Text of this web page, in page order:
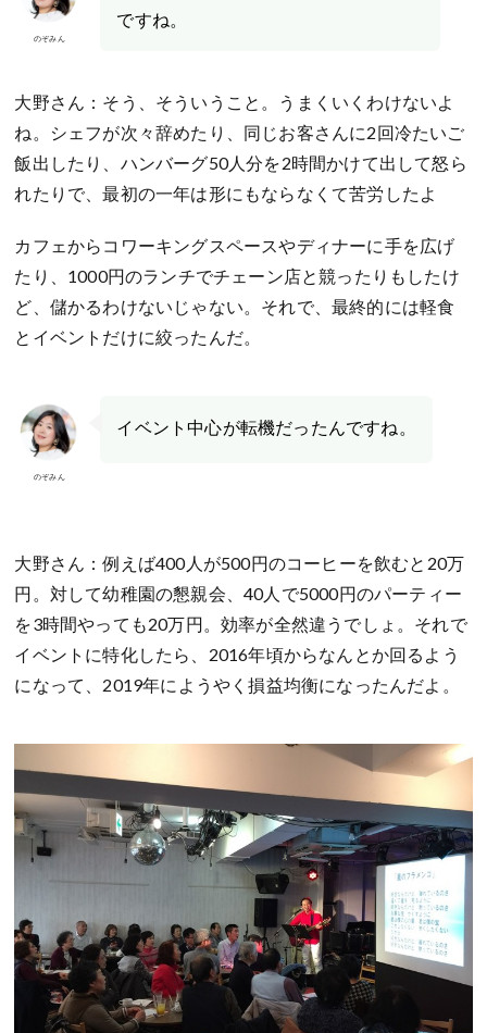
のぞみん
ですね。
大野さん：そう、そういうこと。うまくいくわけないよ
ね。シェフが次々辞めたり、同じお客さんに2回冷たいご
飯出したり、ハンバーグ50人分を2時間かけて出して怒ら
れたりで、最初の一年は形にもならなくて苦労したよ
カフェからコワーキングスペースやディナーに手を広げ
たり、1000円のランチでチェーン店と競ったりもしたけ
ど、儲かるわけないじゃない。それで、最終的には軽食
とイベントだけに絞ったんだ。
のぞみん
イベント中心が転機だったんですね。
大野さん：例えば400人が500円のコーヒーを飲むと20万
円。対して幼稚園の懇親会、40人で5000円のパーティー
を3時間やっても20万円。効率が全然違うでしょ。それで
イベントに特化したら、2016年頃からなんとか回るよう
になって、2019年にようやく損益均衡になったんだよ。